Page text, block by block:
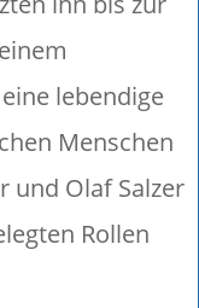
lebendige
Menschen
und Olaf Salzer
Rollen